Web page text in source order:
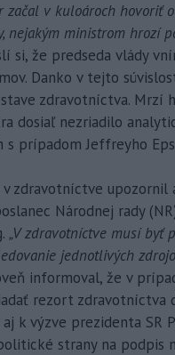
začal v kuloároch hovoriť o
nejakým ministrom hrozí
si, že predseda vlády
Danko v tejto
zdravotníctva. Mrzí
dosiaľ nezriadilo
s prípadom Jeffreyho
zdravotníctve upozornil
Národnej rady
„V zdravotníctve musí byť
jednotlivých
informoval, že v
rezort zdravotníctva
aj k výzve prezidenta SR
strany na podpis